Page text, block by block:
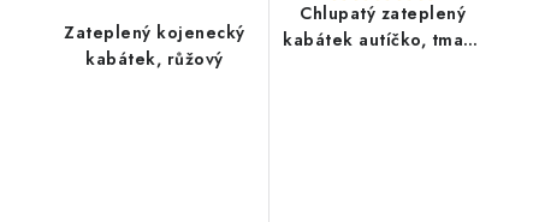
Zateplený kojenecký
kabátek, růžový
Chlupatý zateplený
kabátek autíčko, tmavě